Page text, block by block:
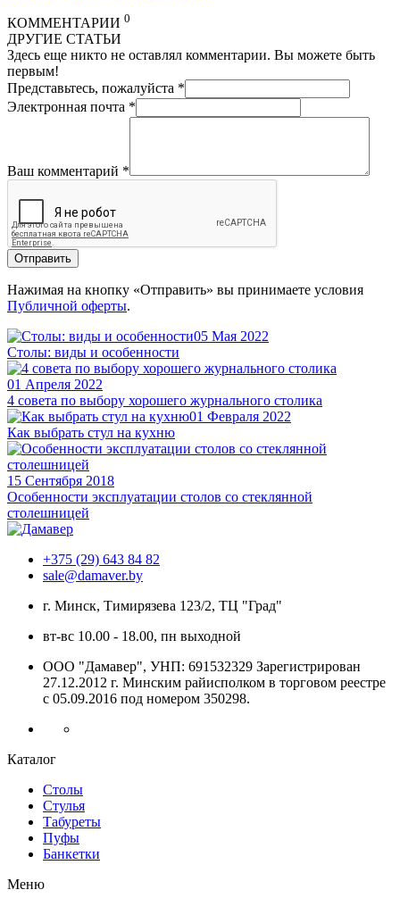
КОММЕНТАРИИ 0
ДРУГИЕ СТАТЬИ
Здесь еще никто не оставлял комментарии. Вы можете быть
первым!
Представьтесь, пожалуйста *
Электронная почта *
Ваш комментарий *
Отправить
Нажимая на кнопку «Отправить» вы принимаете условия
Публичной оферты.
05 Мая 2022
Столы: виды и особенности
01 Апреля 2022
4 совета по выбору хорошего журнального столика
01 Февраля 2022
Как выбрать стул на кухню
15 Сентября 2018
Особенности эксплуатации столов со стеклянной
столешницей
+375 (29) 643 84 82
sale@damaver.by
г. Минск, Тимирязева 123/2, ТЦ "Град"
вт-вс 10.00 - 18.00, пн выходной
ООО "Дамавер", УНП: 691532329 Зарегистрирован
27.12.2012 г. Минским райисполком в торговом реестре
с 05.09.2016 под номером 350298.
Каталог
Столы
Стулья
Табуреты
Пуфы
Банкетки
Меню